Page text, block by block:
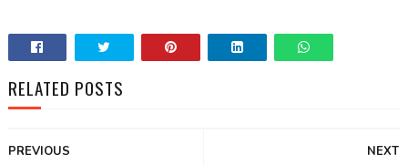
RELATED POSTS
NEXT
PREVIOUS